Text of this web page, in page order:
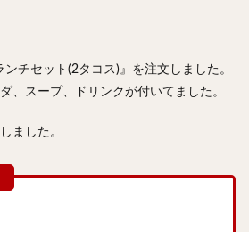
チセット(2タコス)』を注文しました。
、スープ、ドリンクが付いてました。
ました。